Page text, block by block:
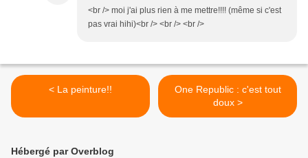
<br /> moi j'ai plus rien à me mettre!!!! (même si c'est
pas vrai hihi)<br /> <br /> <br />
< La peinture!!
One Republic : c'est tout
doux >
Hébergé par Overblog